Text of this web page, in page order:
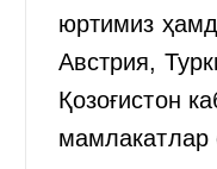
юртимиз
Австрия,
Қозоғистон